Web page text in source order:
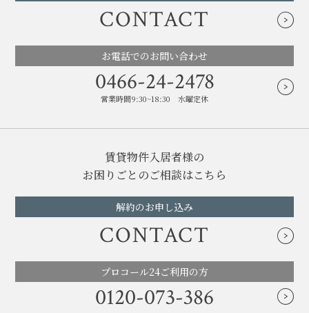
CONTACT
お電話でのお問い合わせ
0466-24-2478
営業時間9:30~18:30 水曜定休
賃貸物件入居者様の
お困りごとのご相談はこちら
解約のお申し込み
CONTACT
プロコール24ご利用の方
0120-073-386